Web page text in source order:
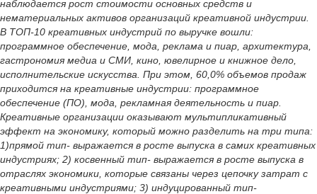
наблюдается рост стоимости основных средств и
нематериальных активов организаций креативной индустрии.
В ТОП-10 креативных индустрий по выручке вошли:
программное обеспечение, мода, реклама и пиар, архитектура,
гастрономия медиа и СМИ, кино, ювелирное и книжное дело,
исполнительские искусства. При этом, 60,0% объемов продаж
приходится на креативные индустрии: программное
обеспечение (ПО), мода, рекламная деятельность и пиар.
Креативные организации оказывают мультипликативный
эффект на экономику, который можно разделить на три типа:
1)прямой тип- выражается в росте выпуска в самих креативных
индустриях; 2) косвенный тип- выражается в росте выпуска в
отраслях экономики, которые связаны через цепочку затрат с
креативными индустриями; 3) индуцированный тип-